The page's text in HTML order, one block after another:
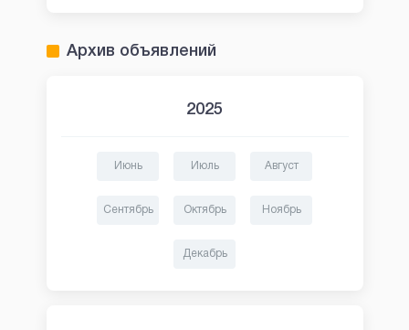
Архив объявлений
2025
Июнь Июль Август
Сентябрь Октябрь Ноябрь
Декабрь